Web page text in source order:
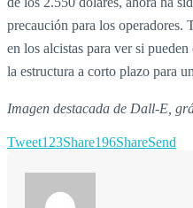
precaución para los operadores.
en los alcistas para ver si
la estructura a corto plazo para
Imagen destacada de Dall-E,
Tweet123Share196ShareSend